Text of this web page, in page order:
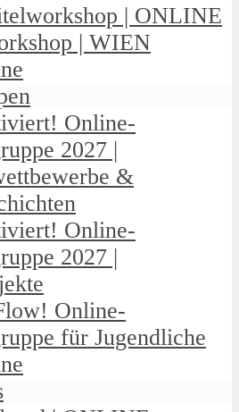
| ONLINE
| WIEN
Online-
2027 |
&
Online-
2027 |
Online-
für Jugendliche